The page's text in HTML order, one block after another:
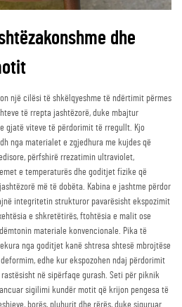
dhe
një cilësi të shkëlqyeshme të ndërtimit përmes
të rrepta jashtëzorë, duke mbajtur
gjatë viteve të përdorimit të rregullt. Kjo
nga materialet e zgjedhura me kujdes që
përfshirë rrezatimin ultraviolet,
e temperaturës dhe goditjet fizike që
më të dobëta. Kabina e jashtme përdor
integritetin strukturor pavarësisht ekspozimit
e shkretëtirës, ftohtësia e malit ose
materiale konvencionale. Pika të
nga goditjet kanë shtresa shtesë mbrojtëse
edhe kur ekspozohen ndaj përdorimit
në sipërfaqe gurash. Seti për piknik
sigilimi kundër motit që krijon pengesa të